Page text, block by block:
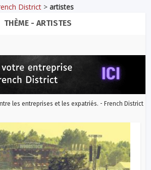
District >artistes
THÈME - ARTISTES
les entreprises et les expatriés. - French District